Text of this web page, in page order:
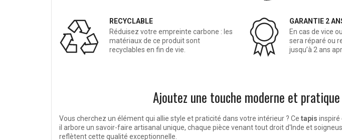
RECYCLABLE
Réduisez votre empreinte carbone : les
matériaux de ce produit sont
recyclables en fin de vie.
GARANTIE 2
En cas de vice
sera réparé ou
jusqu’à 2 ans
Ajoutez une touche moderne et
Vous cherchez un élément qui allie style et praticité dans votre intérieur ? Ce tapis inspiré
il arbore un savoir-faire artisanal unique, chaque pièce venant tout droit d'Inde et
reflètent cette qualité exceptionnelle.